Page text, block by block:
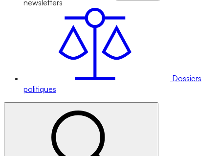
newsletters
Dossiers
politiques